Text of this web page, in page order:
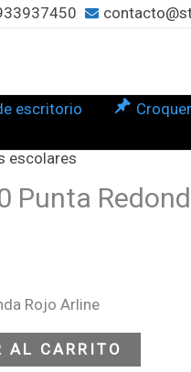
escritorio
escolares
Punta
Rojo Arline
AL CARRITO